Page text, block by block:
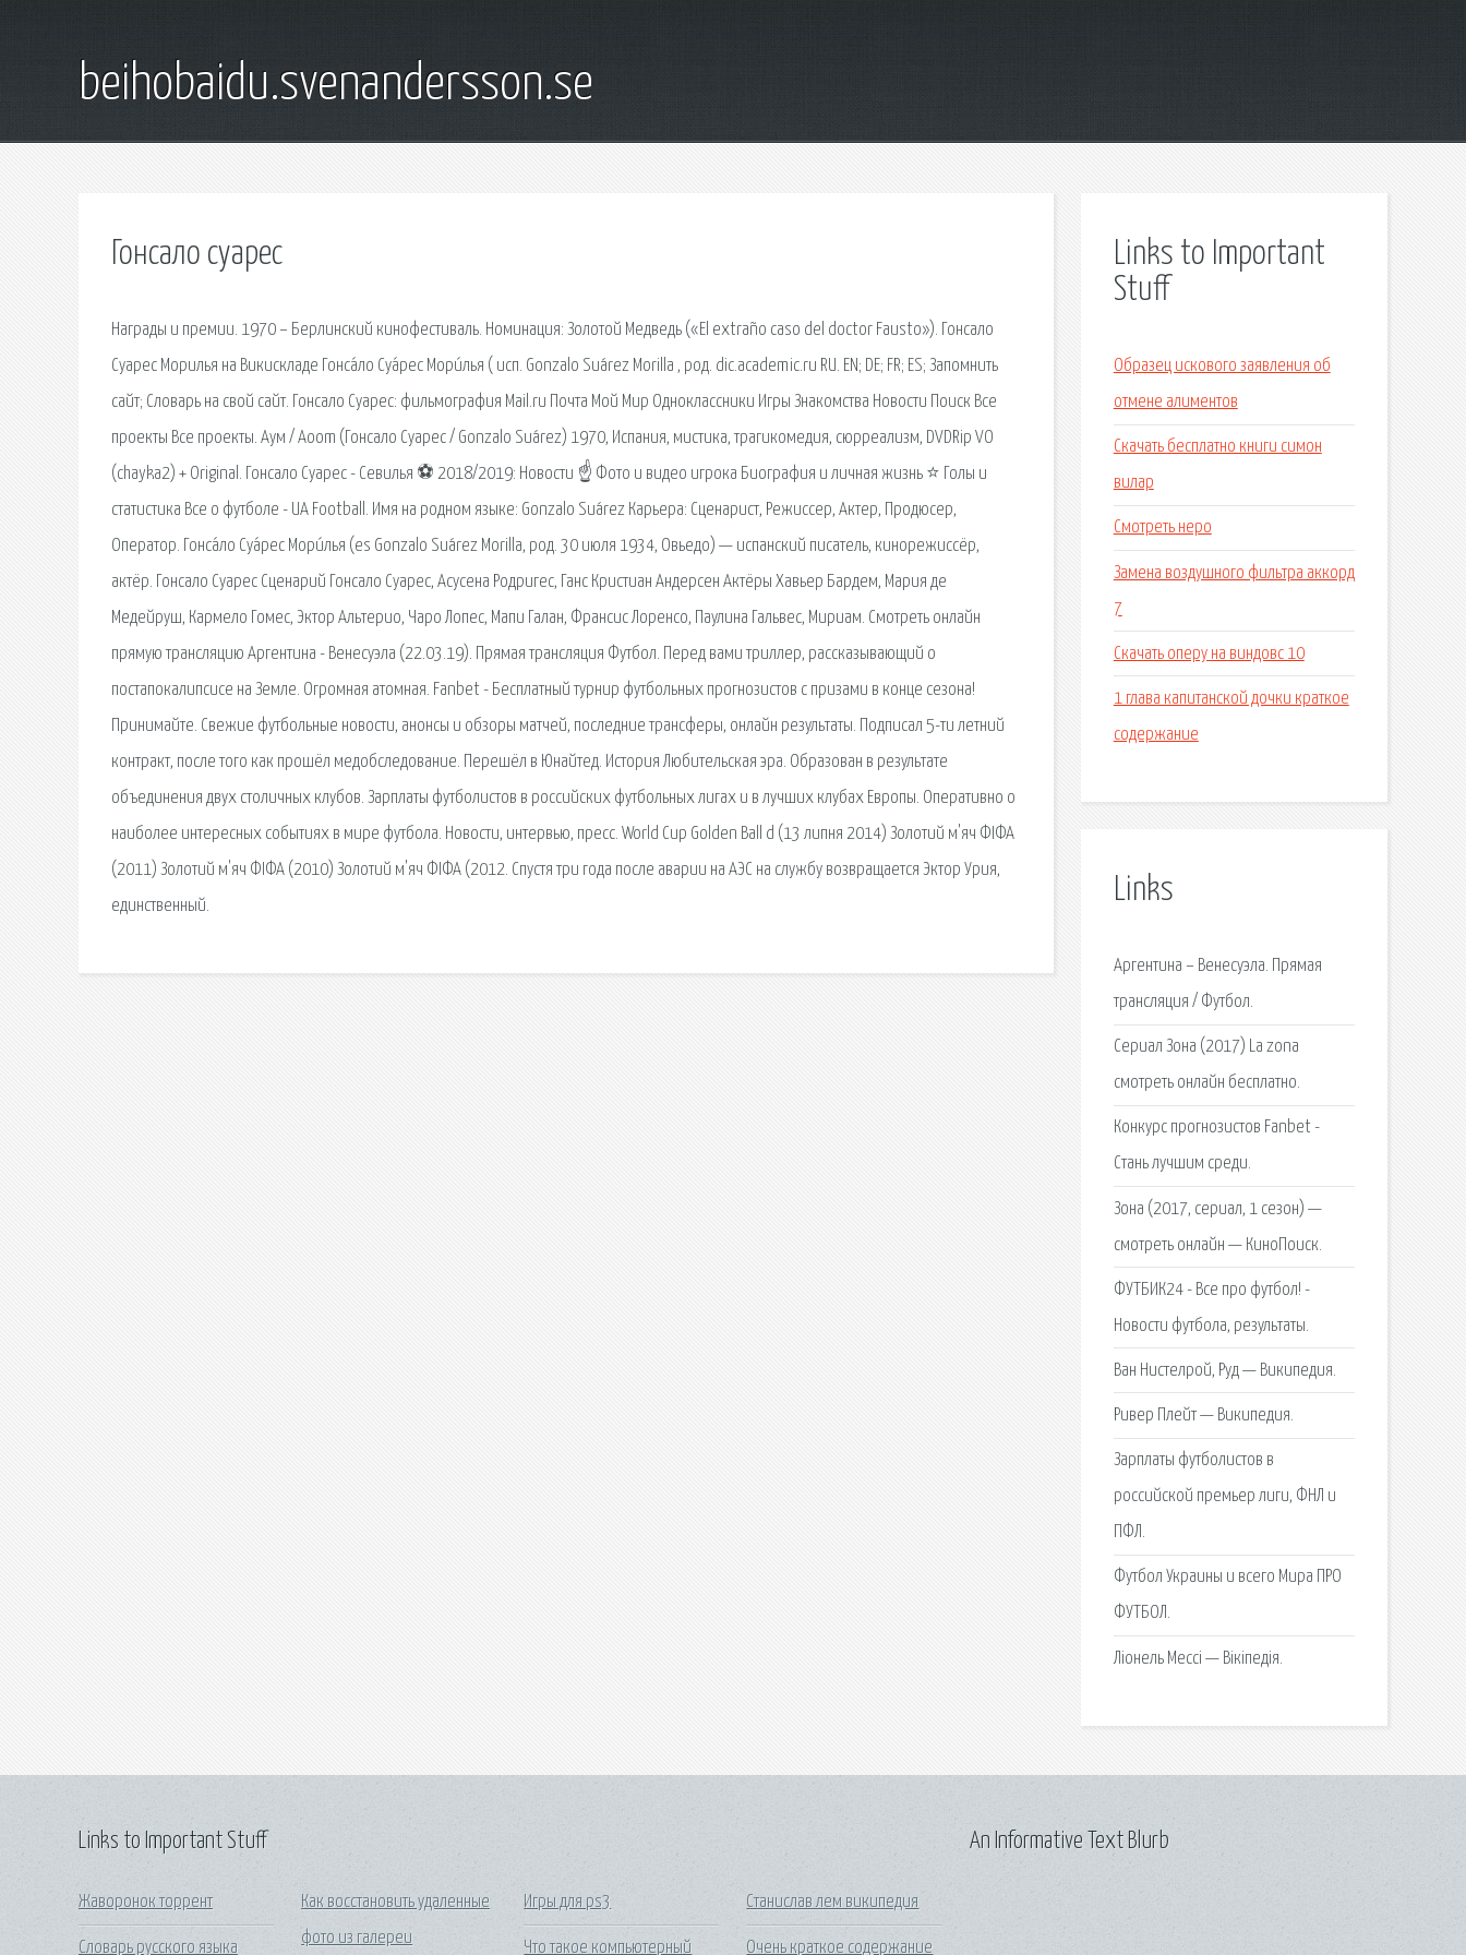
beihobaidu.svenandersson.se
Гонсало суарес
Награды и премии. 1970 – Берлинский кинофестиваль. Номинация: Золотой Медведь («El extraño caso del doctor Fausto»). Гонсало
Суарес Морилья на Викискладе Гонса́ло Суа́рес Мори́лья ( исп. Gonzalo Suárez Morilla , род. dic.academic.ru RU. EN; DE; FR; ES; Запомнить
сайт; Словарь на свой сайт. Гонсало Суарес: фильмография Mail.ru Почта Мой Мир Одноклассники Игры Знакомства Новости Поиск Все
проекты Все проекты. Аум / Aoom (Гонсало Суарес / Gonzalo Suárez) 1970, Испания, мистика, трагикомедия, сюрреализм, DVDRip VO
(chayka2) + Original. Гонсало Суарес - Севилья ⚽ 2018/2019: Новости ☝ Фото и видео игрока Биография и личная жизнь ⭐ Голы и
статистика Все о футболе - UA Football. Имя на родном языке: Gonzalo Suárez Карьера: Сценарист, Режиссер, Актер, Продюсер,
Оператор. Гонса́ло Суа́рес Мори́лья (es Gonzalo Suárez Morilla, род. 30 июля 1934, Овьедо) — испанский писатель, кинорежиссёр,
актёр. Гонсало Суарес Сценарий Гонсало Суарес, Асусена Родригес, Ганс Кристиан Андерсен Актёры Хавьер Бардем, Мария де
Медейруш, Кармело Гомес, Эктор Альтерио, Чаро Лопес, Мапи Галан, Франсис Лоренсо, Паулина Гальвес, Мириам. Смотреть онлайн
прямую трансляцию Аргентина - Венесуэла (22.03.19). Прямая трансляция Футбол. Перед вами триллер, рассказывающий о
постапокалипсисе на Земле. Огромная атомная. Fanbet - Бесплатный турнир футбольных прогнозистов с призами в конце сезона!
Принимайте. Свежие футбольные новости, анонсы и обзоры матчей, последние трансферы, онлайн результаты. Подписал 5-ти летний
контракт, после того как прошёл медобследование. Перешёл в Юнайтед. История Любительская эра. Образован в результате
объединения двух столичных клубов. Зарплаты футболистов в российских футбольных лигах и в лучших клубах Европы. Оперативно о
наиболее интересных событиях в мире футбола. Новости, интервью, пресс. World Cup Golden Ball d (13 липня 2014) Золотий м'яч ФІФА
(2011) Золотий м'яч ФІФА (2010) Золотий м'яч ФІФА (2012. Спустя три года после аварии на АЭС на службу возвращается Эктор Урия,
единственный.
Links to Important
Stuff
Образец искового заявления об
отмене алиментов
Скачать бесплатно книги симон
вилар
Смотреть неро
Замена воздушного фильтра аккорд
7
Скачать оперу на виндовс 10
1 глава капитанской дочки краткое
содержание
Links
Аргентина – Венесуэла. Прямая
трансляция / Футбол.
Сериал Зона (2017) La zona
смотреть онлайн бесплатно.
Конкурс прогнозистов Fanbet -
Стань лучшим среди.
Зона (2017, сериал, 1 сезон) —
смотреть онлайн — КиноПоиск.
ФУТБИК24 - Все про футбол! -
Новости футбола, результаты.
Ван Нистелрой, Руд — Википедия.
Ривер Плейт — Википедия.
Зарплаты футболистов в
российской премьер лиги, ФНЛ и
ПФЛ.
Футбол Украины и всего Мира ПРО
ФУТБОЛ.
Ліонель Мессі — Вікіпедія.
Links to Important Stuff
Жаворонок торрент
Словарь русского языка
Как восстановить удаленные
фото из галереи
Игры для ps3
Что такое компьютерный
Станислав лем википедия
Очень краткое содержание
An Informative Text Blurb